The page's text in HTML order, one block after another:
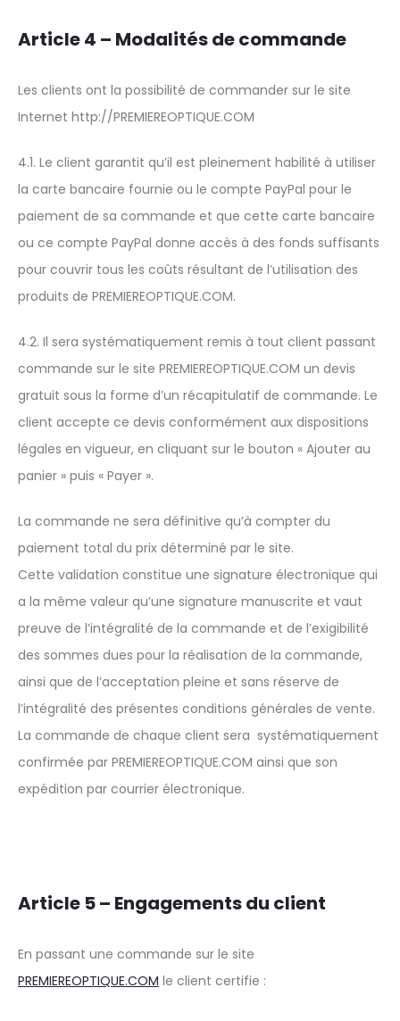
Article 4 – Modalités de commande
Les clients ont la possibilité de commander sur le site
Internet http://PREMIEREOPTIQUE.COM
4.1. Le client garantit qu’il est pleinement habilité à utiliser
la carte bancaire fournie ou le compte PayPal pour le
paiement de sa commande et que cette carte bancaire
ou ce compte PayPal donne accès à des fonds suffisants
pour couvrir tous les coûts résultant de l’utilisation des
produits de PREMIEREOPTIQUE.COM.
4.2. Il sera systématiquement remis à tout client passant
commande sur le site PREMIEREOPTIQUE.COM un devis
gratuit sous la forme d’un récapitulatif de commande. Le
client accepte ce devis conformément aux dispositions
légales en vigueur, en cliquant sur le bouton « Ajouter au
panier » puis « Payer ».
La commande ne sera définitive qu’à compter du
paiement total du prix déterminé par le site.
Cette validation constitue une signature électronique qui
a la même valeur qu’une signature manuscrite et vaut
preuve de l’intégralité de la commande et de l’exigibilité
des sommes dues pour la réalisation de la commande,
ainsi que de l’acceptation pleine et sans réserve de
l’intégralité des présentes conditions générales de vente.
La commande de chaque client sera systématiquement
confirmée par PREMIEREOPTIQUE.COM ainsi que son
expédition par courrier électronique.
Article 5 – Engagements du client
En passant une commande sur le site
PREMIEREOPTIQUE.COM le client certifie :